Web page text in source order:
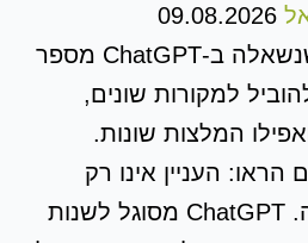
09.08.2026
אותה שאלה שנשאלה ב-ChatGPT מספר
למקורות שונים,
המלצות שונות.
העניין אינו רק
בניסוח השאלה. ChatGPT מסוגל לשנות